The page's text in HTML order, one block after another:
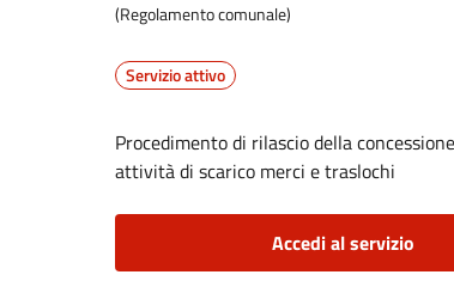
(Regolamento comunale)
Servizio attivo
Procedimento di rilascio della
attività di scarico merci e traslochi
Accedi al servizio